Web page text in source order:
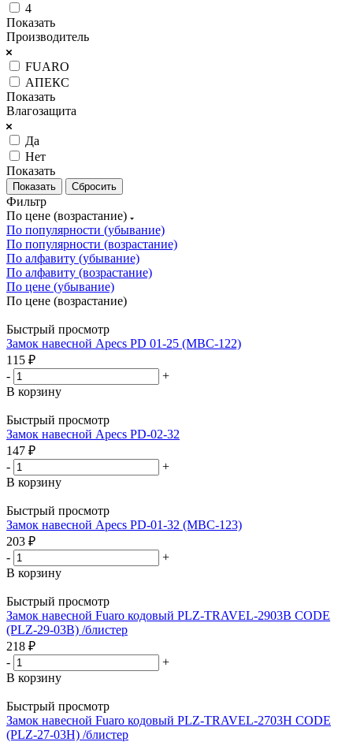
4
Показать
Производитель
FUARO
АПЕКС
Показать
Влагозащита
Да
Нет
Показать
Сбросить
Фильтр
По цене (возрастание)
По популярности (убывание)
По популярности (возрастание)
По алфавиту (убывание)
По алфавиту (возрастание)
По цене (убывание)
По цене (возрастание)
Быстрый просмотр
Замок навесной Apecs PD 01-25 (МBC-122)
115 ₽
-
+
В корзину
Быстрый просмотр
Замок навесной Apecs PD-02-32
147 ₽
-
+
В корзину
Быстрый просмотр
Замок навесной Apecs PD-01-32 (МBC-123)
203 ₽
-
+
В корзину
Быстрый просмотр
Замок навесной Fuaro кодовый PLZ-TRAVEL-2903B CODE
(PLZ-29-03B) /блистер
218 ₽
-
+
В корзину
Быстрый просмотр
Замок навесной Fuaro кодовый PLZ-TRAVEL-2703H CODE
(PLZ-27-03H) /блистер